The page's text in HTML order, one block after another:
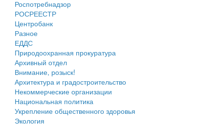
Городское поселение
Сельские поселения
Роспотребнадзор
РОСРЕЕСТР
Центробанк
Разное
ЕДДС
Природоохранная прокуратура
Архивный отдел
Внимание, розыск!
Архитектура и градостроительство
Некоммерческие организации
Национальная политика
Укрепление общественного здоровья
Экология